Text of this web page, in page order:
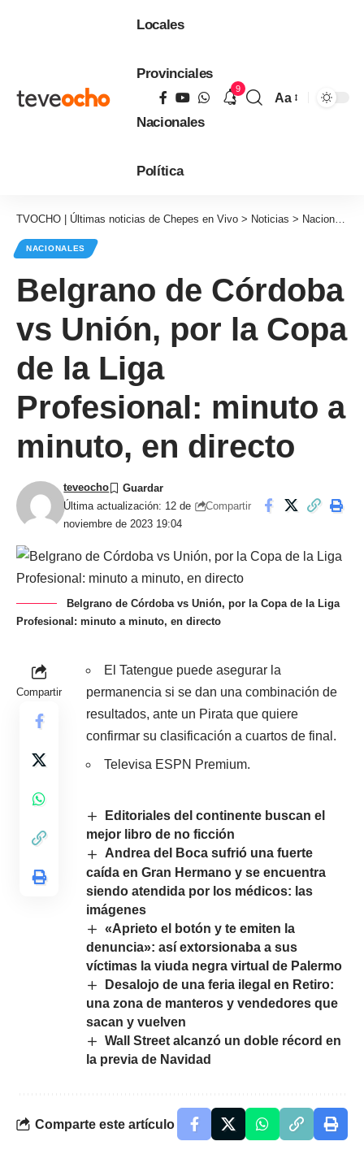
Locales
Provinciales
Nacionales
Política
9
Aa
TVOCHO | Últimas noticias de Chepes en Vivo > Noticias > Nacionales
NACIONALES
Belgrano de Córdoba
vs Unión, por la Copa
de la Liga
Profesional: minuto a
minuto, en directo
Última actualización: 12 de
noviembre de 2023 19:04
teveocho
Compartir
Belgrano de Córdoba vs Unión, por la Copa de la Liga
Profesional: minuto a minuto, en directo
Compartir
El Tatengue puede asegurar la
permanencia si se dan una combinación de
resultados, ante un Pirata que quiere
confirmar su clasificación a cuartos de final.
Televisa ESPN Premium.
Editoriales del continente buscan el
mejor libro de no ficción
Andrea del Boca sufrió una fuerte
caída en Gran Hermano y se encuentra
siendo atendida por los médicos: las
imágenes
«Aprieto el botón y te emiten la
denuncia»: así extorsionaba a sus
víctimas la viuda negra virtual de Palermo
Desalojo de una feria ilegal en Retiro:
una zona de manteros y vendedores que
sacan y vuelven
Wall Street alcanzó un doble récord en
la previa de Navidad
Comparte este artículo